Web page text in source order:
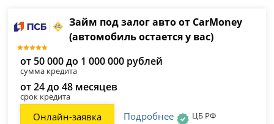
Займ под залог авто от CarMoney
(автомобиль остается у вас)
от 50 000 до 1 000 000 рублей
сумма кредита
от 24 до 48 месяцев
срок кредита
Онлайн-заявка Подробнее ЦБ РФ